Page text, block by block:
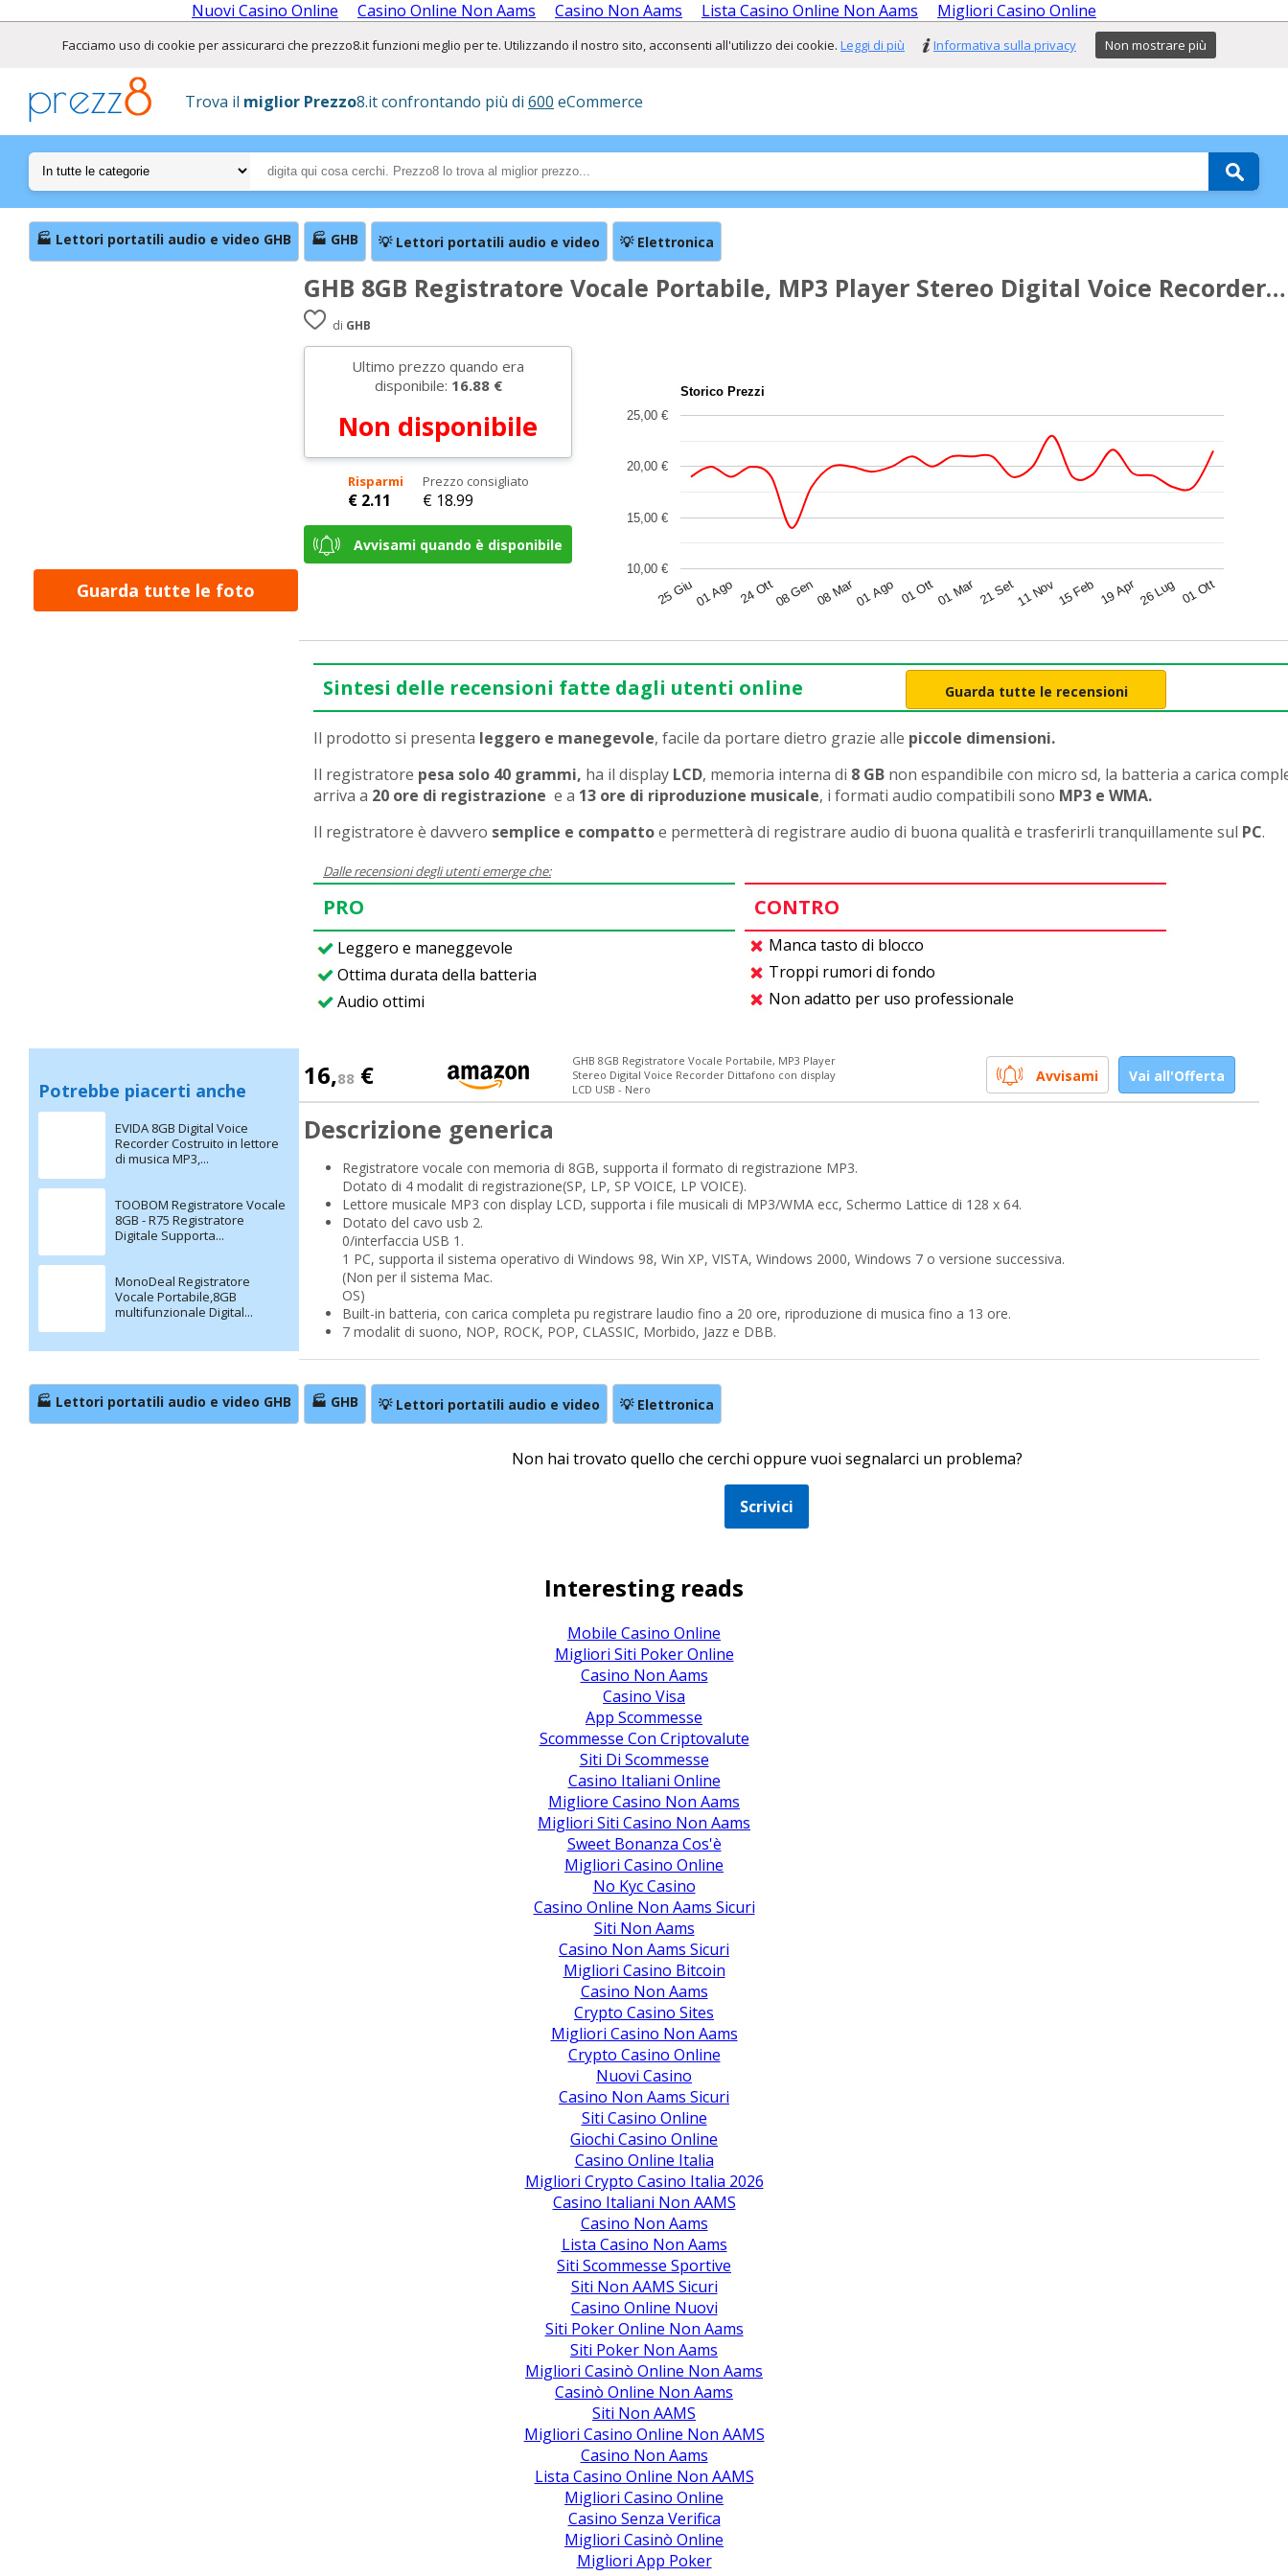
Nuovi Casino Online Casino Online Non Aams Casino Non Aams Lista Casino Online Non Aams Migliori Casino Online
Facciamo uso di cookie per assicurarci che prezzo8.it funzioni meglio per te. Utilizzando il nostro sito, acconsenti all'utilizzo dei cookie. Leggi di più Informativa sulla privacy Non mostrare più
Trova il miglior Prezzo8.it confrontando più di 600 eCommerce
🏭 Lettori portatili audio e video GHB 🏭 GHB 💡 Lettori portatili audio e video 💡 Elettronica
Guarda tutte le foto
GHB 8GB Registratore Vocale Portabile, MP3 Player Stereo Digital Voice Recorder
Dittafono con display LCD USB - Nero
di GHB
Ultimo prezzo quando era
disponibile: 16.88 €
Non disponibile
Risparmi
€ 2.11
Prezzo consigliato
€ 18.99
Avvisami quando è disponibile
Storico Prezzi
25 Giu01 Ago 24 Ott08 Gen08 Mar01 Ago 01 Ott01 Mar 21 Set11 Nov15 Feb 19 Apr 26 Lug 01 Ott
10,00 €
15,00 €
20,00 €
25,00 €
Guarda tutte le recensioni
Sintesi delle recensioni fatte dagli utenti online
Il prodotto si presenta leggero e manegevole, facile da portare dietro grazie alle piccole dimensioni.
Il registratore pesa solo 40 grammi, ha il display LCD, memoria interna di 8 GB non espandibile con micro sd, la batteria a carica
arriva a 20 ore di registrazione e a 13 ore di riproduzione musicale, i formati audio compatibili sono MP3 e WMA.
Il registratore è davvero semplice e compattoe permetterà di registrare audio di buona qualità e trasferirli tranquillamente sul PC.
Dalle recensioni degli utenti emerge che:
PRO
Leggero e maneggevole
Ottima durata della batteria
Audio ottimi
CONTRO
Manca tasto di blocco
Troppi rumori di fondo
Non adatto per uso professionale
Potrebbe piacerti anche
EVIDA 8GB Digital Voice
Recorder Costruito in lettore
di musica MP3,...
TOOBOM Registratore Vocale
8GB - R75 Registratore
Digitale Supporta...
MonoDeal Registratore
Vocale Portabile,8GB
multifunzionale Digital...
16,88 €
GHB 8GB Registratore Vocale Portabile, MP3 Player
Stereo Digital Voice Recorder Dittafono con display
LCD USB - Nero
Avvisami Vai all'Offerta
Descrizione generica
Registratore vocale con memoria di 8GB, supporta il formato di registrazione MP3.
Dotato di 4 modalit di registrazione(SP, LP, SP VOICE, LP VOICE).
Lettore musicale MP3 con display LCD, supporta i file musicali di MP3/WMA ecc, Schermo Lattice di 128 x 64.
Dotato del cavo usb 2.
0/interfaccia USB 1.
1 PC, supporta il sistema operativo di Windows 98, Win XP, VISTA, Windows 2000, Windows 7 o versione successiva.
(Non per il sistema Mac.
OS)
Built-in batteria, con carica completa pu registrare laudio fino a 20 ore, riproduzione di musica fino a 13 ore.
7 modalit di suono, NOP, ROCK, POP, CLASSIC, Morbido, Jazz e DBB.
🏭 Lettori portatili audio e video GHB 🏭 GHB 💡 Lettori portatili audio e video 💡 Elettronica
Non hai trovato quello che cerchi oppure vuoi segnalarci un problema?
Scrivici
Interesting reads
Mobile Casino Online
Migliori Siti Poker Online
Casino Non Aams
Casino Visa
App Scommesse
Scommesse Con Criptovalute
Siti Di Scommesse
Casino Italiani Online
Migliore Casino Non Aams
Migliori Siti Casino Non Aams
Sweet Bonanza Cos'è
Migliori Casino Online
No Kyc Casino
Casino Online Non Aams Sicuri
Siti Non Aams
Casino Non Aams Sicuri
Migliori Casino Bitcoin
Casino Non Aams
Crypto Casino Sites
Migliori Casino Non Aams
Crypto Casino Online
Nuovi Casino
Casino Non Aams Sicuri
Siti Casino Online
Giochi Casino Online
Casino Online Italia
Migliori Crypto Casino Italia 2026
Casino Italiani Non AAMS
Casino Non Aams
Lista Casino Non Aams
Siti Scommesse Sportive
Siti Non AAMS Sicuri
Casino Online Nuovi
Siti Poker Online Non Aams
Siti Poker Non Aams
Migliori Casinò Online Non Aams
Casinò Online Non Aams
Siti Non AAMS
Migliori Casino Online Non AAMS
Casino Non Aams
Lista Casino Online Non AAMS
Migliori Casino Online
Casino Senza Verifica
Migliori Casinò Online
Migliori App Poker